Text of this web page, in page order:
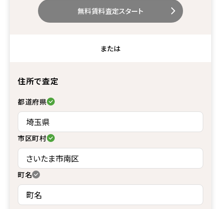
無料賃料査定スタート
または
住所で査定
都道府県
市区町村
町名